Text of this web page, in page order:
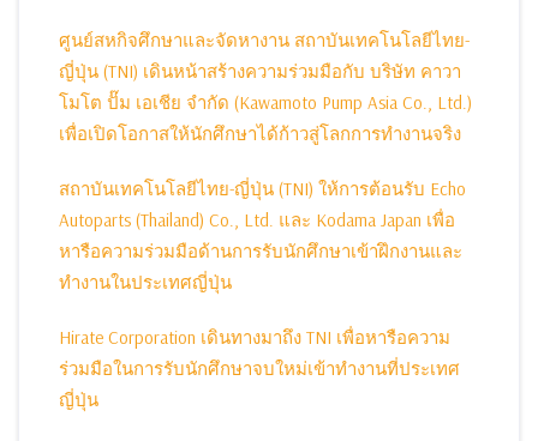
ศูนย์สหกิจศึกษาและจัดหางาน สถาบันเทคโนโลยีไทย-
ญี่ปุ่น (TNI) เดินหน้าสร้างความร่วมมือกับ บริษัท คาวา
โมโต ปั๊ม เอเชีย จำกัด (Kawamoto Pump Asia Co., Ltd.)
เพื่อเปิดโอกาสให้นักศึกษาได้ก้าวสู่โลกการทำงานจริง
สถาบันเทคโนโลยีไทย-ญี่ปุ่น (TNI) ให้การต้อนรับ Echo
Autoparts (Thailand) Co., Ltd. และ Kodama Japan เพื่อ
หารือความร่วมมือด้านการรับนักศึกษาเข้าฝึกงานและ
ทำงานในประเทศญี่ปุ่น
Hirate Corporation เดินทางมาถึง TNI เพื่อหารือความ
ร่วมมือในการรับนักศึกษาจบใหม่เข้าทำงานที่ประเทศ
ญี่ปุ่น